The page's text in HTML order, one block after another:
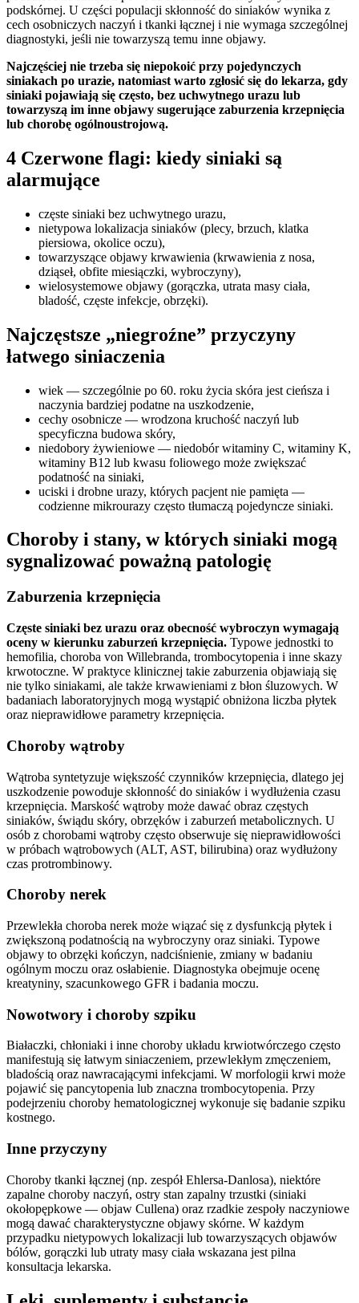
podskórnej. U części populacji skłonność do siniaków wynika z
cech osobniczych naczyń i tkanki łącznej i nie wymaga szczególnej
diagnostyki, jeśli nie towarzyszą temu inne objawy.
Najczęściej nie trzeba się niepokoić przy pojedynczych
siniakach po urazie, natomiast warto zgłosić się do lekarza, gdy
siniaki pojawiają się często, bez uchwytnego urazu lub
towarzyszą im inne objawy sugerujące zaburzenia krzepnięcia
lub chorobę ogólnoustrojową.
4 Czerwone flagi: kiedy siniaki są
alarmujące
częste siniaki bez uchwytnego urazu,
nietypowa lokalizacja siniaków (plecy, brzuch, klatka
piersiowa, okolice oczu),
towarzyszące objawy krwawienia (krwawienia z nosa,
dziąseł, obfite miesiączki, wybroczyny),
wielosystemowe objawy (gorączka, utrata masy ciała,
bladość, częste infekcje, obrzęki).
Najczęstsze „niegroźne” przyczyny
łatwego siniaczenia
wiek — szczególnie po 60. roku życia skóra jest cieńsza i
naczynia bardziej podatne na uszkodzenie,
cechy osobnicze — wrodzona kruchość naczyń lub
specyficzna budowa skóry,
niedobory żywieniowe — niedobór witaminy C, witaminy K,
witaminy B12 lub kwasu foliowego może zwiększać
podatność na siniaki,
uciski i drobne urazy, których pacjent nie pamięta —
codzienne mikrourazy często tłumaczą pojedyncze siniaki.
Choroby i stany, w których siniaki mogą
sygnalizować poważną patologię
Zaburzenia krzepnięcia
Częste siniaki bez urazu oraz obecność wybroczyn wymagają
oceny w kierunku zaburzeń krzepnięcia. Typowe jednostki to
hemofilia, choroba von Willebranda, trombocytopenia i inne skazy
krwotoczne. W praktyce klinicznej takie zaburzenia objawiają się
nie tylko siniakami, ale także krwawieniami z błon śluzowych. W
badaniach laboratoryjnych mogą wystąpić obniżona liczba płytek
oraz nieprawidłowe parametry krzepnięcia.
Choroby wątroby
Wątroba syntetyzuje większość czynników krzepnięcia, dlatego jej
uszkodzenie powoduje skłonność do siniaków i wydłużenia czasu
krzepnięcia. Marskość wątroby może dawać obraz częstych
siniaków, świądu skóry, obrzęków i zaburzeń metabolicznych. U
osób z chorobami wątroby często obserwuje się nieprawidłowości
w próbach wątrobowych (ALT, AST, bilirubina) oraz wydłużony
czas protrombinowy.
Choroby nerek
Przewlekła choroba nerek może wiązać się z dysfunkcją płytek i
zwiększoną podatnością na wybroczyny oraz siniaki. Typowe
objawy to obrzęki kończyn, nadciśnienie, zmiany w badaniu
ogólnym moczu oraz osłabienie. Diagnostyka obejmuje ocenę
kreatyniny, szacunkowego GFR i badania moczu.
Nowotwory i choroby szpiku
Białaczki, chłoniaki i inne choroby układu krwiotwórczego często
manifestują się łatwym siniaczeniem, przewlekłym zmęczeniem,
bladością oraz nawracającymi infekcjami. W morfologii krwi może
pojawić się pancytopenia lub znaczna trombocytopenia. Przy
podejrzeniu choroby hematologicznej wykonuje się badanie szpiku
kostnego.
Inne przyczyny
Choroby tkanki łącznej (np. zespół Ehlersa‑Danlosa), niektóre
zapalne choroby naczyń, ostry stan zapalny trzustki (siniaki
okołopępkowe — objaw Cullena) oraz rzadkie zespoły naczyniowe
mogą dawać charakterystyczne objawy skórne. W każdym
przypadku nietypowych lokalizacji lub towarzyszących objawów
bólów, gorączki lub utraty masy ciała wskazana jest pilna
konsultacja lekarska.